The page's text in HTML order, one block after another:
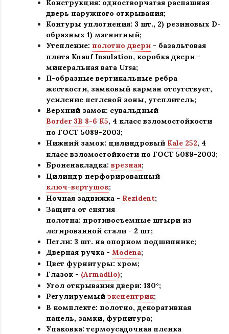
Конструкция: одностворчатая распашная
дверь наружного открывания;
Контуры уплотнения: 3 шт., 2) резиновых D-
образных 1) магнитный;
Утепление: полотно двери - базальтовая
плита Knauf Insulation, коробка двери -
минеральная вата Ursa;
П-образные вертикальные ребра
жесткости, замковый карман отсутствует,
усиление петлевой зоны, утеплитель;
Верхний замок: сувальдный
Border 3В 8-6 К5, 4 класс взломостойкости
по ГОСТ 5089-2003;
Нижний замок: цилиндровый Kale 252, 4
класс взломостойкости по ГОСТ 5089-2003;
Броненакладка: врезная;
Цилиндр перфорированный
ключ-вертушок;
Ночная задвижка - Rezident;
Защита от снятия
полотна: противосъемные штыри из
легированной стали - 2 шт;
Петли: 3 шт. на опорном подшипнике;
Дверная ручка - Modena;
Цвет фурнитуры: хром;
Глазок - (Armadilo);
Угол открывания двери: 180°;
Регулируемый эксцентрик;
В комплекте: полотно, декоративная
панель, замки, фурнитура;
Упаковка: термоусадочная пленка